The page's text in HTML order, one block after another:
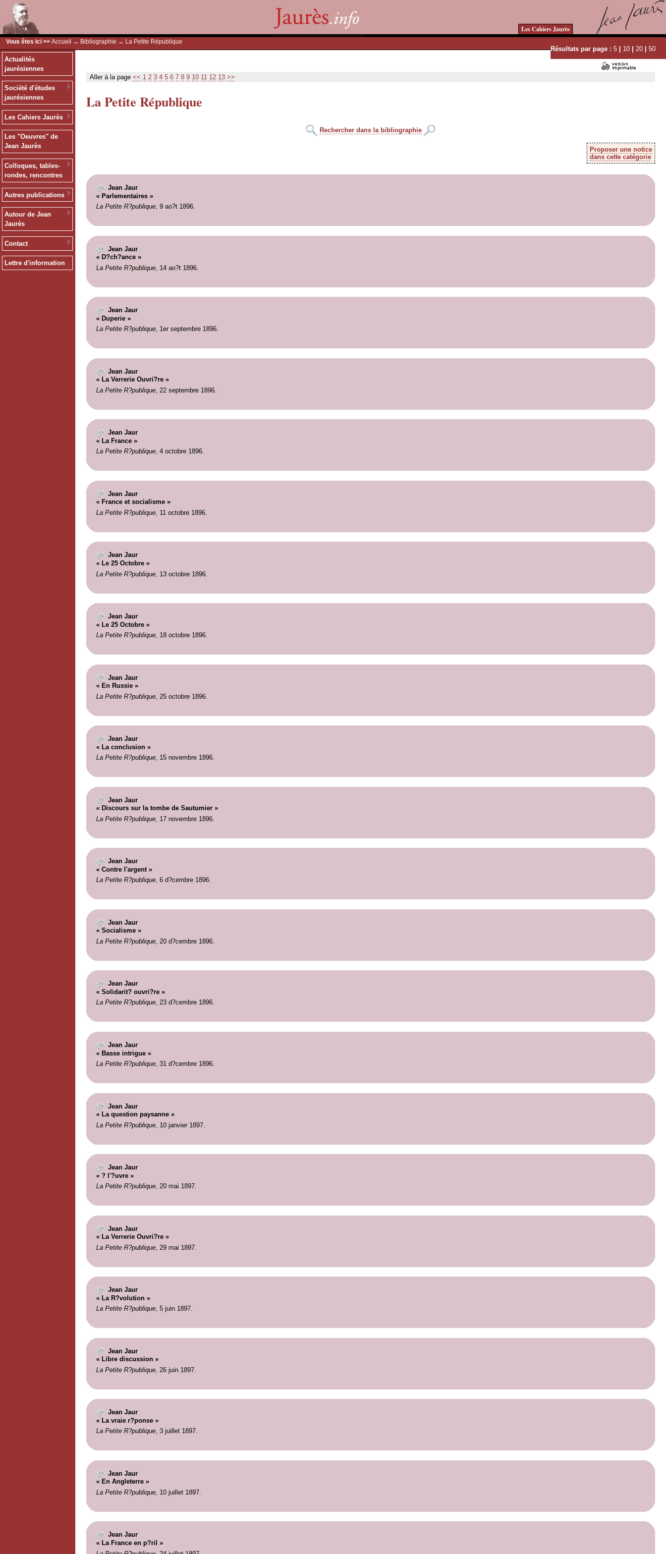
Les Cahiers Jaurès
Vous êtes ici >> Accueil → Bibliographie → La Petite République
Résultats par page : 5 | 10 | 20 | 50
Actualités
jaurésiennes
Société d'études
jaurésiennes
Les Cahiers Jaurès
Les "Oeuvres" de
Jean Jaurès
Colloques, tables-
rondes, rencontres
Autres publications
Autour de Jean
Jaurès
Contact
Lettre d'information
Aller à la page << 1 2 3 4 5 6 7 8 9 10 11 12 13 >>
La Petite République
Rechercher dans la bibliographie
Proposer une notice
dans cette catégorie
Jean Jaur
« Parlementaires »
La Petite R?publique, 9 ao?t 1896.
Jean Jaur
« D?ch?ance »
La Petite R?publique, 14 ao?t 1896.
Jean Jaur
« Duperie »
La Petite R?publique, 1er septembre 1896.
Jean Jaur
« La Verrerie Ouvri?re »
La Petite R?publique, 22 septembre 1896.
Jean Jaur
« La France »
La Petite R?publique, 4 octobre 1896.
Jean Jaur
« France et socialisme »
La Petite R?publique, 11 octobre 1896.
Jean Jaur
« Le 25 Octobre »
La Petite R?publique, 13 octobre 1896.
Jean Jaur
« Le 25 Octobre »
La Petite R?publique, 18 octobre 1896.
Jean Jaur
« En Russie »
La Petite R?publique, 25 octobre 1896.
Jean Jaur
« La conclusion »
La Petite R?publique, 15 novembre 1896.
Jean Jaur
« Discours sur la tombe de Sautumier »
La Petite R?publique, 17 novembre 1896.
Jean Jaur
« Contre l'argent »
La Petite R?publique, 6 d?cembre 1896.
Jean Jaur
« Socialisme »
La Petite R?publique, 20 d?cembre 1896.
Jean Jaur
« Solidarit? ouvri?re »
La Petite R?publique, 23 d?cembre 1896.
Jean Jaur
« Basse intrigue »
La Petite R?publique, 31 d?cembre 1896.
Jean Jaur
« La question paysanne »
La Petite R?publique, 10 janvier 1897.
Jean Jaur
« ? l'?uvre »
La Petite R?publique, 20 mai 1897.
Jean Jaur
« La Verrerie Ouvri?re »
La Petite R?publique, 29 mai 1897.
Jean Jaur
« La R?volution »
La Petite R?publique, 5 juin 1897.
Jean Jaur
« Libre discussion »
La Petite R?publique, 26 juin 1897.
Jean Jaur
« La vraie r?ponse »
La Petite R?publique, 3 juillet 1897.
Jean Jaur
« En Angleterre »
La Petite R?publique, 10 juillet 1897.
Jean Jaur
« La France en p?ril »